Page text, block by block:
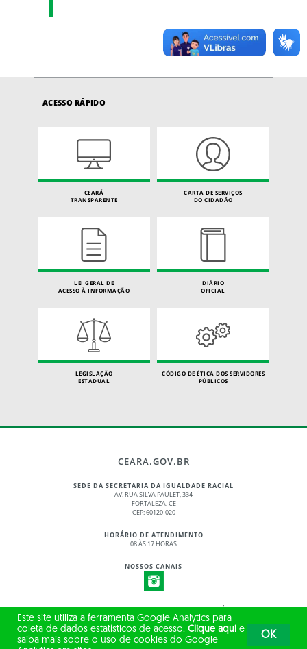
ACESSO RÁPIDO
CEARÁ
TRANSPARENTE
CARTA DE SERVIÇOS
DO CIDADÃO
LEI GERAL DE
ACESSO À INFORMAÇÃO
DIÁRIO
OFICIAL
LEGISLAÇÃO
ESTADUAL
CÓDIGO DE ÉTICA DOS SERVIDORES
PÚBLICOS
CEARA.GOV.BR
SEDE DA SECRETARIA DA IGUALDADE RACIAL
AV. RUA SILVA PAULET, 334
FORTALEZA, CE
CEP: 60120-020
HORÁRIO DE ATENDIMENTO
08 ÀS 17 HORAS
NOSSOS CANAIS
© 2017 - 2026 – GOVERNO DO ESTADO DO CEARÁ
TODOS OS DIREITOS RESERVADOS
Este site utiliza a ferramenta Google Analytics para
coleta de dados estatísticos de acesso. Clique aqui e
saiba mais sobre o uso de cookies do Google
OK